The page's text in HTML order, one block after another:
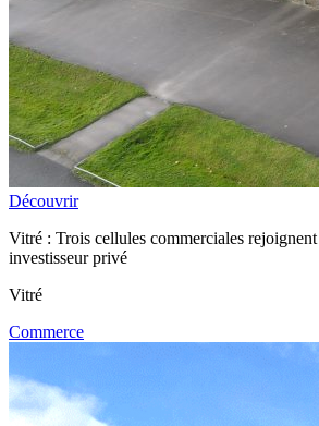
Découvrir
Vitré : Trois cellules commerciales
investisseur privé
Vitré
Commerce